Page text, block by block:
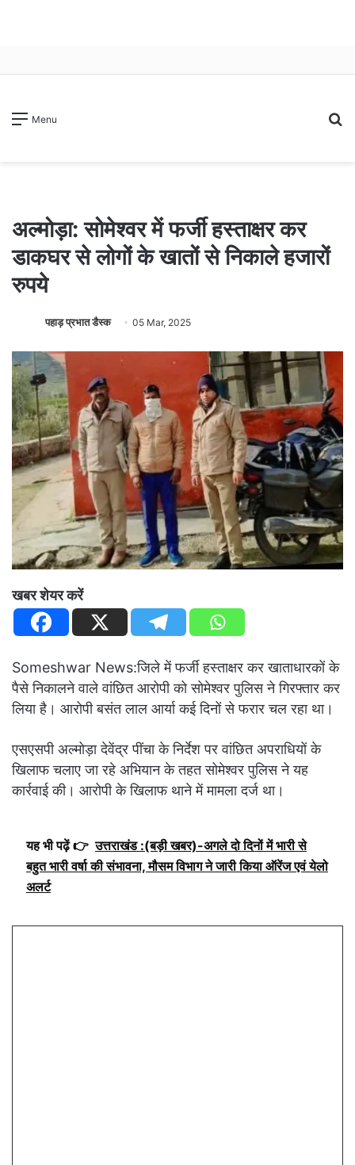
Menu
अल्मोड़ा: सोमेश्वर में फर्जी हस्ताक्षर कर
डाकघर से लोगों के खातों से निकाले हजारों
रुपये
पहाड़ प्रभात डैस्क 05 Mar, 2025
खबर शेयर करें
Someshwar News:जिले में फर्जी हस्ताक्षर कर खाताधारकों के
पैसे निकालने वाले वांछित आरोपी को सोमेश्वर पुलिस ने गिरफ्तार कर
लिया है। आरोपी बसंत लाल आर्या कई दिनों से फरार चल रहा था।
एसएसपी अल्मोड़ा देवेंद्र पींचा के निर्देश पर वांछित अपराधियों के
खिलाफ चलाए जा रहे अभियान के तहत सोमेश्वर पुलिस ने यह
कार्रवाई की। आरोपी के खिलाफ थाने में मामला दर्ज था।
यह भी पढ़ें 👉 उत्तराखंड :(बड़ी खबर)-अगले दो दिनों में भारी से
बहुत भारी वर्षा की संभावना, मौसम विभाग ने जारी किया ऑरेंज एवं येलो
अलर्ट